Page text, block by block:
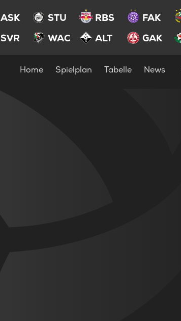
ASK STU RBS FAK
SVR
WAC ALT GAK
Home Spielplan Tabelle News